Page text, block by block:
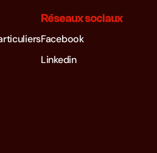
Réseaux sociaux
Facebook
Linkedin